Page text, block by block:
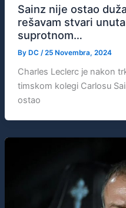
Sainz nije ostao
rešavam stvari
suprotnom…
By DC /25 Novembra, 2024
Charles Leclerc je nakon
timskom kolegi Carlosu
ostao